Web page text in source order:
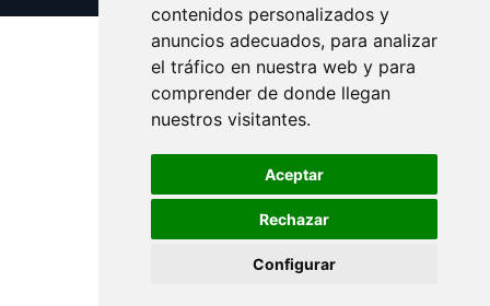
contenidos personalizados y
anuncios adecuados, para analizar
el tráfico en nuestra web y para
comprender de donde llegan
nuestros visitantes.
Aceptar
Rechazar
Configurar